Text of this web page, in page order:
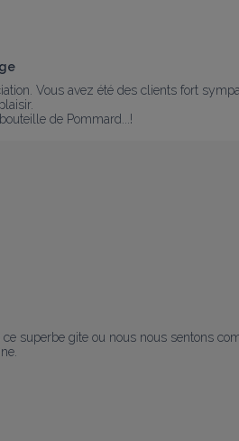
Vous avez été des clients fort
de Pommard...!
superbe gite ou nous nous sentons